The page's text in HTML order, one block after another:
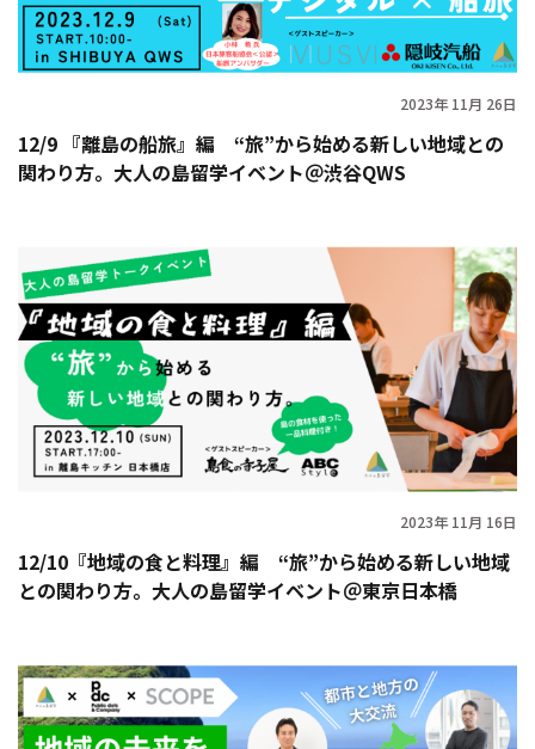
2023年 11月 26日
12/9 『離島の船旅』編 “旅”から始める新しい地域との
関わり方。大人の島留学イベント＠渋谷QWS
2023年 11月 16日
12/10『地域の食と料理』編 “旅”から始める新しい地域
との関わり方。大人の島留学イベント＠東京日本橋